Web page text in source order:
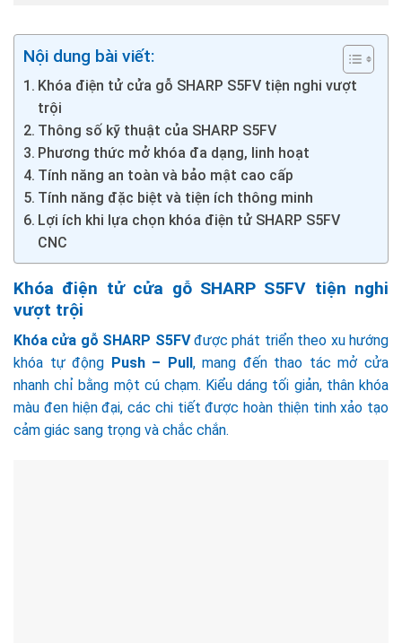
Nội dung bài viết:
Khóa điện tử cửa gỗ SHARP S5FV tiện nghi vượt
trội
Thông số kỹ thuật của SHARP S5FV
Phương thức mở khóa đa dạng, linh hoạt
Tính năng an toàn và bảo mật cao cấp
Tính năng đặc biệt và tiện ích thông minh
Lợi ích khi lựa chọn khóa điện tử SHARP S5FV
CNC
Khóa điện tử cửa gỗ SHARP S5FV tiện nghi
vượt trội
Khóa cửa gỗ SHARP S5FVđược phát triển theo xu hướng
khóa tự động Push – Pull , mang đến thao tác mở cửa
nhanh chỉ bằng một cú chạm. Kiểu dáng tối giản, thân khóa
màu đen hiện đại, các chi tiết được hoàn thiện tinh xảo tạo
cảm giác sang trọng và chắc chắn.